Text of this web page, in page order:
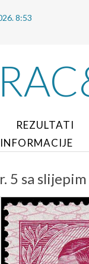
8:53
REZULTATI
5 sa